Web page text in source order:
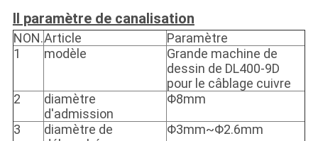
II paramètre de canalisation
NON.Article
Paramètre
1
modèle
Grande machine de
dessin de DL400-9D
pour le câblage cuivre
2
diamètre
d'admission
Φ8mm
3
diamètre de
Φ3mm~Φ2.6mm